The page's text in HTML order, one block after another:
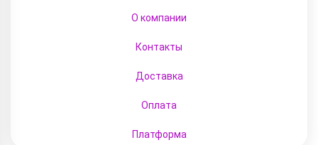
О компании
Контакты
Доставка
Оплата
Платформа